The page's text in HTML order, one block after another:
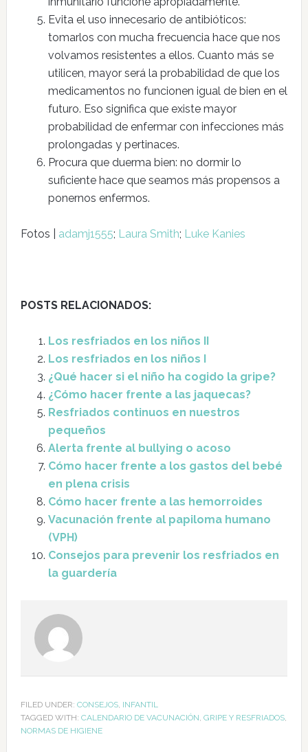
Evita el uso innecesario de antibióticos:
tomarlos con mucha frecuencia hace que nos
volvamos resistentes a ellos. Cuanto más se
utilicen, mayor será la probabilidad de que los
medicamentos no funcionen igual de bien en el
futuro. Eso significa que existe mayor
probabilidad de enfermar con infecciones más
prolongadas y pertinaces.
Procura que duerma bien: no dormir lo
suficiente hace que seamos más propensos a
ponernos enfermos.
Fotos | adamj1555; Laura Smith; Luke Kanies
POSTS RELACIONADOS:
Los resfriados en los niños II
Los resfriados en los niños I
¿Qué hacer si el niño ha cogido la gripe?
¿Cómo hacer frente a las jaquecas?
Resfriados continuos en nuestros
pequeños
Alerta frente al bullying o acoso
Cómo hacer frente a los gastos del bebé
en plena crisis
Cómo hacer frente a las hemorroides
Vacunación frente al papiloma humano
(VPH)
Consejos para prevenir los resfriados en
la guardería
FILED UNDER: CONSEJOS, INFANTIL
TAGGED WITH: CALENDARIO DE VACUNACIÓN, GRIPE Y RESFRIADOS,
NORMAS DE HIGIENE